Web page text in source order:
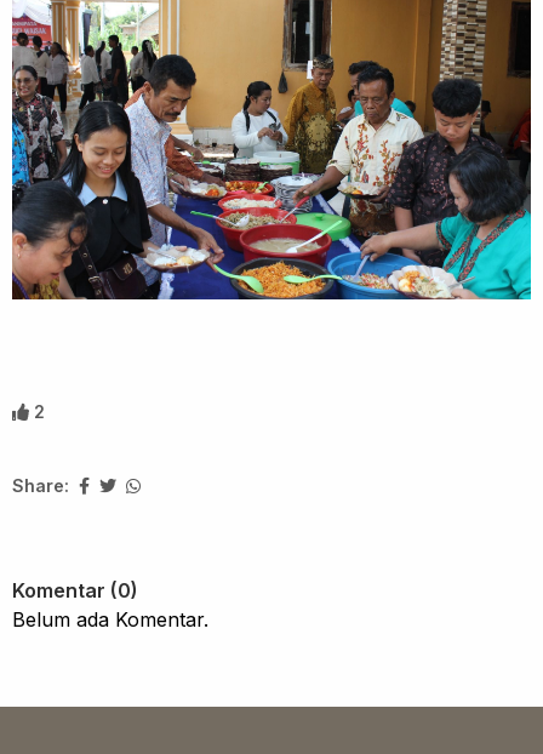
2
Share:
Komentar (0)
Belum ada Komentar.